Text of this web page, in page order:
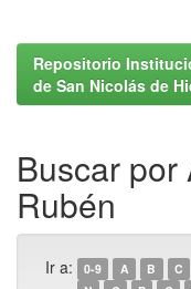
Repositorio
de San Nicolás de
Buscar por
Rubén
Ir a: 0-9 A B C